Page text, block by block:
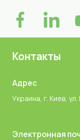
Контакты
Адрес
Украина, г. Киев,
Электронная